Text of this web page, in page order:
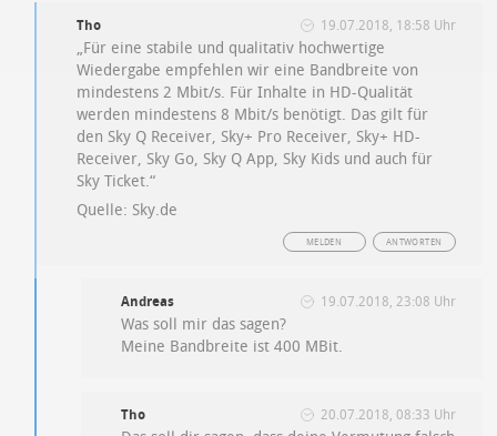
Tho 19.07.2018, 18:58 Uhr
„Für eine stabile und qualitativ hochwertige
Wiedergabe empfehlen wir eine Bandbreite von
mindestens 2 Mbit/s. Für Inhalte in HD-Qualität
werden mindestens 8 Mbit/s benötigt. Das gilt für
den Sky Q Receiver, Sky+ Pro Receiver, Sky+ HD-
Receiver, Sky Go, Sky Q App, Sky Kids und auch für
Sky Ticket.“
Quelle: Sky.de
ANTWORTEN
MELDEN
Andreas 19.07.2018, 23:08 Uhr
Was soll mir das sagen?
Meine Bandbreite ist 400 MBit.
Tho 20.07.2018, 08:33 Uhr